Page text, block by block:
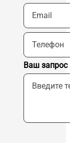
Ваш запрос